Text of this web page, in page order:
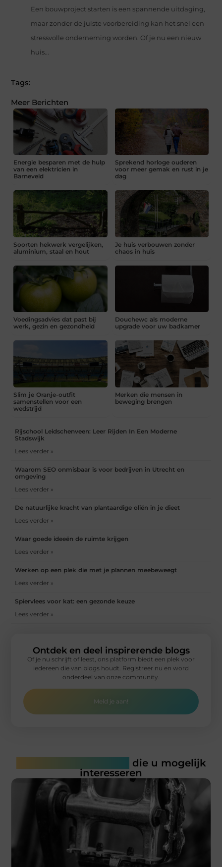
Een bouwproject starten is een spannende uitdaging,
maar zonder de juiste voorbereiding kan het snel een
stressvolle onderneming worden. Of je nu een nieuw
huis...
Tags:
Meer Berichten
Energie besparen met de hulp
van een elektricien in
Barneveld
Sprekend horloge ouderen
voor meer gemak en rust in je
dag
Soorten hekwerk vergelijken,
aluminium, staal en hout
Je huis verbouwen zonder
chaos in huis
Voedingsadvies dat past bij
werk, gezin en gezondheid
Douchewc als moderne
upgrade voor uw badkamer
Slim je Oranje-outfit
samenstellen voor een
wedstrijd
Merken die mensen in
beweging brengen
Rijschool Leidschenveen: Leer Rijden In Een Moderne
Stadswijk
Lees verder »
Waarom SEO onmisbaar is voor bedrijven in Utrecht en
omgeving
Lees verder »
De natuurlijke kracht van plantaardige oliën in je dieet
Lees verder »
Waar goede ideeën de ruimte krijgen
Lees verder »
Werken op een plek die met je plannen meebeweegt
Lees verder »
Spiervlees voor kat: een gezonde keuze
Lees verder »
Ontdek en deel inspirerende blogs
Of je nu schrijft of leest, ons platform biedt een plek voor
iedereen die van blogs houdt. Registreer nu en word
onderdeel van onze community.
Meld je aan!
die u mogelijk
interesseren